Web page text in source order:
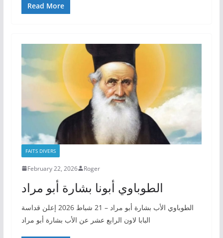
Read More
FAITS DIVERS
February 22, 2026 Roger
الطوباوي أبونا بشارة أبو مراد
الطوباوي الأب بشارة أبو مراد – 21 شباط 2026 إعلن قداسة
البابا لاون الرابع عشر عن الأب بشارة أبو مراد